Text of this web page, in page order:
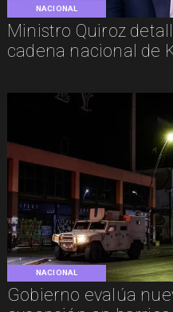
NACIONAL
Ministro Quiroz
cadena nacional de
NACIONAL
Gobierno evalúa